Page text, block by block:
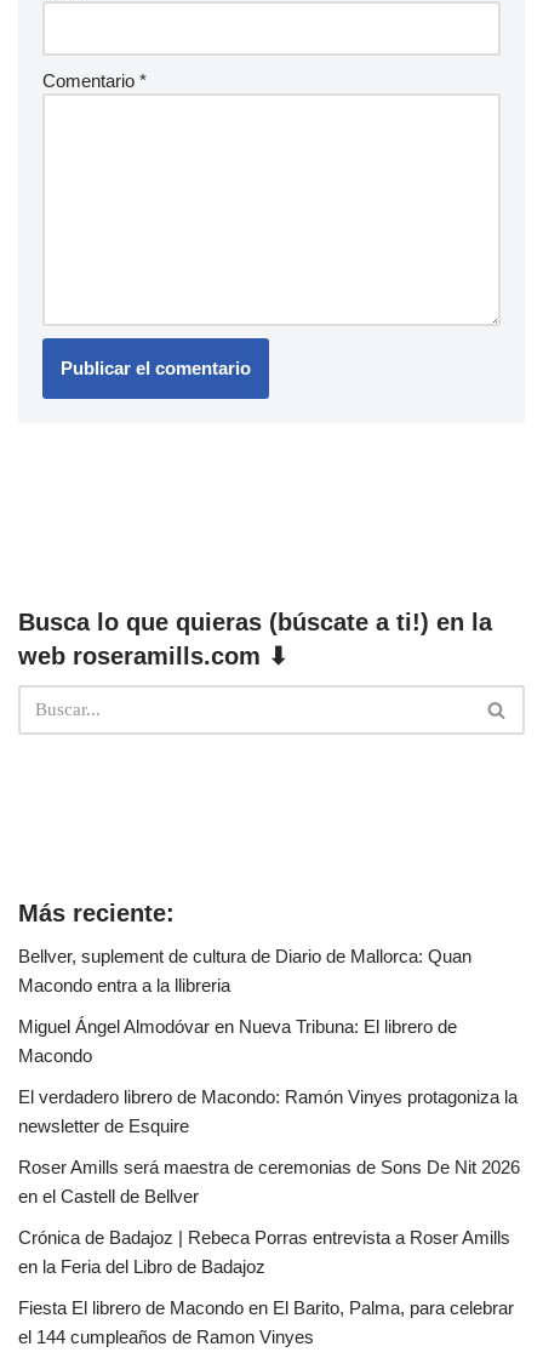
Comentario *
Busca lo que quieras (búscate a ti!) en la
web roseramills.com ⬇
Más reciente:
Bellver, suplement de cultura de Diario de Mallorca: Quan
Macondo entra a la llibreria
Miguel Ángel Almodóvar en Nueva Tribuna: El librero de
Macondo
El verdadero librero de Macondo: Ramón Vinyes protagoniza la
newsletter de Esquire
Roser Amills será maestra de ceremonias de Sons De Nit 2026
en el Castell de Bellver
Crónica de Badajoz | Rebeca Porras entrevista a Roser Amills
en la Feria del Libro de Badajoz
Fiesta El librero de Macondo en El Barito, Palma, para celebrar
el 144 cumpleaños de Ramon Vinyes